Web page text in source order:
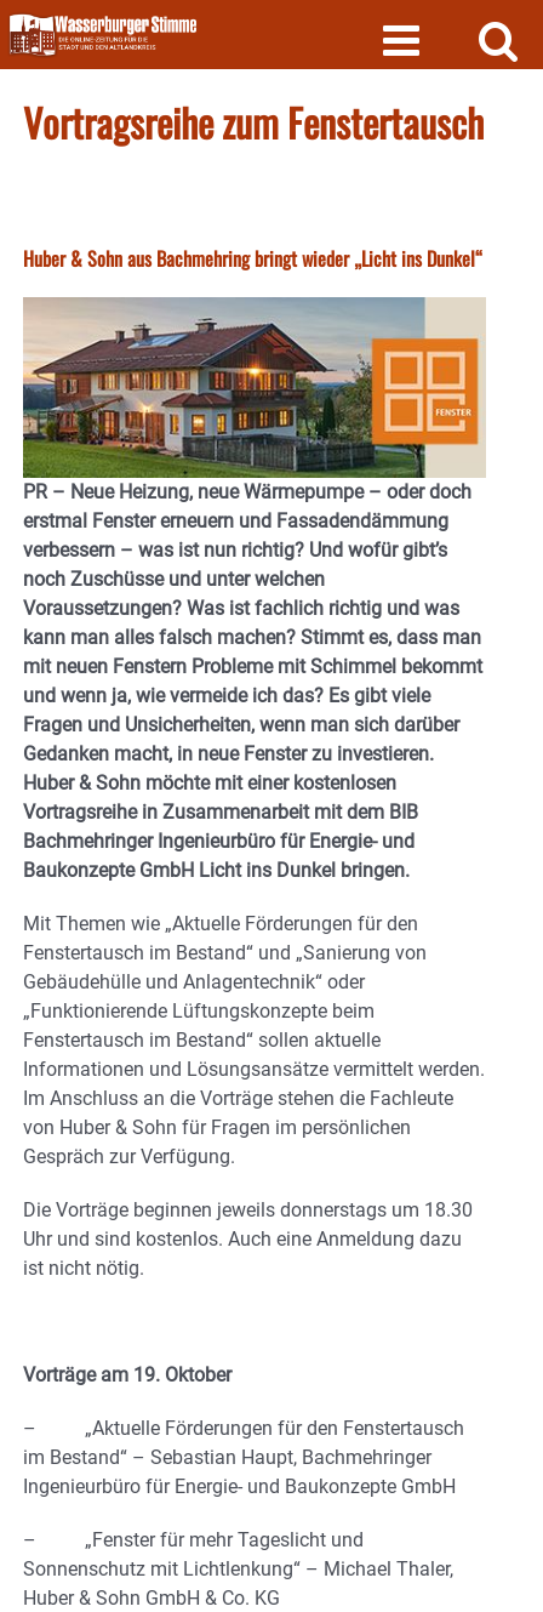
Skip
to
content
Vortragsreihe zum Fenstertausch
Huber & Sohn aus Bachmehring bringt wieder „Licht ins Dunkel“
PR – Neue Heizung, neue Wärmepumpe – oder doch
erstmal Fenster erneuern und Fassadendämmung
verbessern – was ist nun richtig? Und wofür gibt’s
noch Zuschüsse und unter welchen
Voraussetzungen? Was ist fachlich richtig und was
kann man alles falsch machen? Stimmt es, dass man
mit neuen Fenstern Probleme mit Schimmel bekommt
und wenn ja, wie vermeide ich das? Es gibt viele
Fragen und Unsicherheiten, wenn man sich darüber
Gedanken macht, in neue Fenster zu investieren.
Huber & Sohn möchte mit einer kostenlosen
Vortragsreihe in Zusammenarbeit mit dem BIB
Bachmehringer Ingenieurbüro für Energie- und
Baukonzepte GmbH Licht ins Dunkel bringen.
Mit Themen wie „Aktuelle Förderungen für den
Fenstertausch im Bestand“ und „Sanierung von
Gebäudehülle und Anlagentechnik“ oder
„Funktionierende Lüftungskonzepte beim
Fenstertausch im Bestand“ sollen aktuelle
Informationen und Lösungsansätze vermittelt werden.
Im Anschluss an die Vorträge stehen die Fachleute
von Huber & Sohn für Fragen im persönlichen
Gespräch zur Verfügung.
Die Vorträge beginnen jeweils donnerstags um 18.30
Uhr und sind kostenlos. Auch eine Anmeldung dazu
ist nicht nötig.
Vorträge am 19. Oktober
– „Aktuelle Förderungen für den Fenstertausch
im Bestand“ – Sebastian Haupt, Bachmehringer
Ingenieurbüro für Energie- und Baukonzepte GmbH
– „Fenster für mehr Tageslicht und
Sonnenschutz mit Lichtlenkung“ – Michael Thaler,
Huber & Sohn GmbH & Co. KG